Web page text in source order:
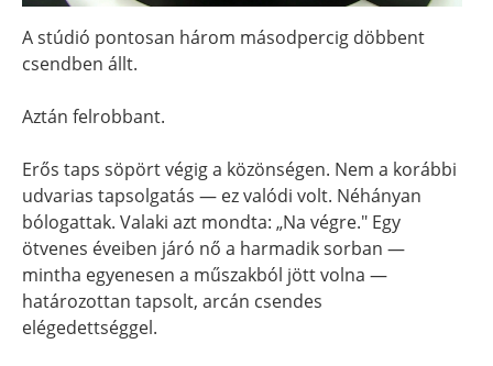
A stúdió pontosan három másodpercig döbbent
csendben állt.
Aztán felrobbant.
Erős taps söpört végig a közönségen. Nem a korábbi
udvarias tapsolgatás — ez valódi volt. Néhányan
bólogattak. Valaki azt mondta: „Na végre." Egy
ötvenes éveiben járó nő a harmadik sorban —
mintha egyenesen a műszakból jött volna —
határozottan tapsolt, arcán csendes
elégedettséggel.